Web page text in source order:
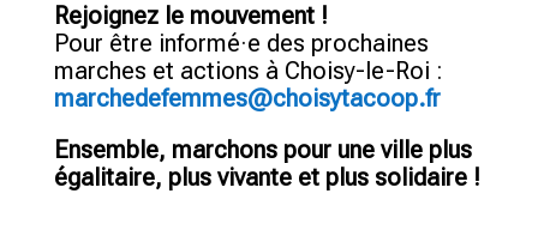
Rejoignez le mouvement !
Pour être informé·e des prochaines
marches et actions à Choisy-le-Roi :
marchedefemmes@choisytacoop.fr
Ensemble, marchons pour une ville plus
égalitaire, plus vivante et plus solidaire !